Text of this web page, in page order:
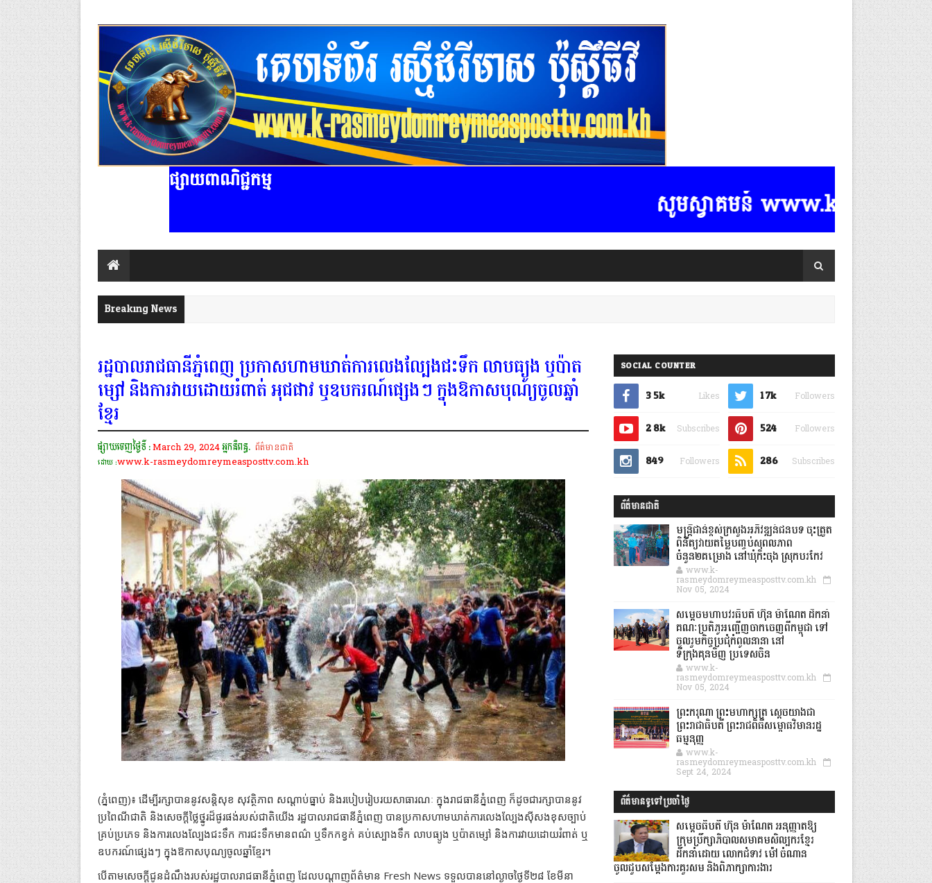
ផ្សាយពាណិជ្ជកម្ម
សូមស្វាគមន៍ www.k-
Breaking News
រដ្ឋបាលរាជធានីភ្នំពេញ ប្រកាសហាមឃាត់ការលេងល្បែងជះទឹក លាបធ្យូង ឬប៉ាត
ម្សៅ និងការវាយដោយរំពាត់ អុជផាវ ឬឧបករណ៍ផ្សេងៗ ក្នុង​ឱកាស​បុណ្យចូលឆ្នាំ​
ខ្មែរ​​
ផ្សាយចេញថ្ងៃទី :March 29, 2024អ្នកនិពន្ធ. ព័ត៌មានជាតិ
ដោយ :www.k-rasmeydomreymeasposttv.com.kh
(ភ្នំពេញ)៖ ដើម្បីរក្សាបាននូវសន្តិសុខ សុវត្ថិភាព សណ្ដាប់ធ្នាប់ និងរបៀបរៀបរយសាធារណៈ ក្នុងរាជធានីភ្នំពេញ ក៏ដូចជារក្សាបាននូវ
ប្រពៃណីជាតិ និងសេចក្ដីថ្លៃថ្នូរដ៏ផូរផង់របស់ជាតិយើង រដ្ឋបាលរាជធានីភ្នំពេញ បានប្រកាសហាមឃាត់ការលេងល្បែងស៊ីសងខុសច្បាប់
គ្រប់ប្រភេទ និងការលេងល្បែងជះទឹក ការជះទឹកមានពណ៌ ឬទឹកកខ្វក់ គប់ស្បោងទឹក លាបធ្យូង ឬប៉ាតម្សៅ និងការវាយដោយរំពាត់ ឬ
ឧបករណ៍ផ្សេងៗ ក្នុង​ឱកាស​បុណ្យចូលឆ្នាំ​ខ្មែរ​​។
បើតាមសេចក្តីជូនដំណឹងរបស់រដ្ឋបាលរាជធានីភ្នំពេញ ដែលបណ្តាញព័ត៌មាន Fresh News ទទួលបាននៅល្ងាចថ្ងៃទី២៨ ខែមីនា
SOCIAL COUNTER
3.5k Likes 1.7k Followers
2.8k Subscribes 524 Followers
849 Followers 286 Subscribes
ព័ត៌មានជាតិ
មន្ត្រីជាន់ខ្ពស់ក្រសួងអភិវឌ្ឍន៍ជនបទ ចុះត្រួត
ពិនិត្យវាយតម្លៃបញ្ចប់សុពលភាព
ចំនួន២គម្រោង នៅឃុំកិះចុង ស្រុកបរកែវ
www.k-
rasmeydomreymeasposttv.com.kh
Nov 05, 2024
សម្តេចមហាបវរធិបតី ហ៊ុន ម៉ាណែត ដឹកនាំ
គណៈប្រតិភូអញ្ជើញចាកចេញពីកម្ពុជា ទៅ
ចូលរួមកិច្ចប្រជុំកំពូលនានា នៅ
ទីក្រុងគុនមិញ ប្រទេសចិន
www.k-
rasmeydomreymeasposttv.com.kh
Nov 05, 2024
ព្រះករុណា ព្រះមហាក្សត្រ ស្តេចយាងជា
ព្រះរាជាធិបតី ព្រះរាជពិធីសម្ពោធវិមានរដ្ឋ
ធម្មនុញ្ញ
www.k-
rasmeydomreymeasposttv.com.kh
Sept 24, 2024
ព័ត៌មានទូទៅប្រចាំថ្ងៃ
សម្តេចធិបតី ហ៊ុន ម៉ាណែត អនុញ្ញាតឱ្យ
ក្រុមប្រឹក្សាភិបាលសមាគមសិល្បករខ្មែរ
ដឹកនាំដោយ លោកជំទាវ ម៉ៅ ចំណាន
ចូលជួបសម្ដែងការគួរសម និងពិភាក្សាការងារ